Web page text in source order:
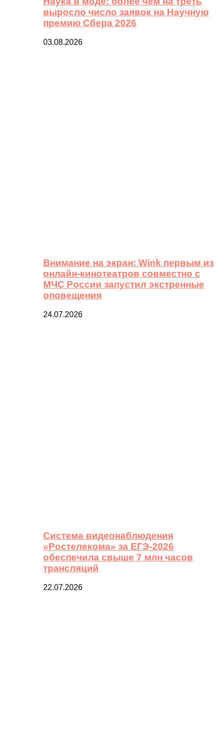
выросло число заявок на Научную
премию Сбера 2026
03.08.2026
Внимание на экран: Wink первым из
онлайн-кинотеатров совместно с
МЧС России запустил экстренные
оповещения
24.07.2026
Система видеонаблюдения
«Ростелекома» за ЕГЭ-2026
обеспечила свыше 7 млн часов
трансляций
22.07.2026